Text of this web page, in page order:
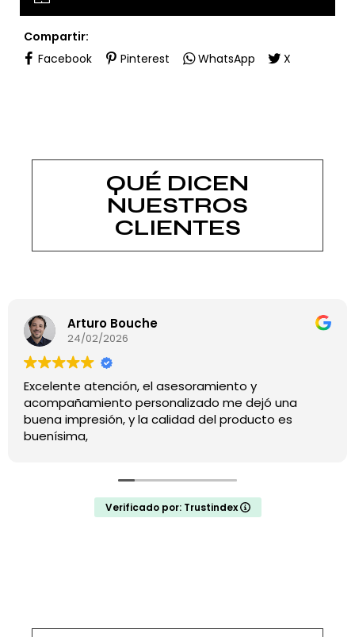
Compartir:
Facebook
Pinterest WhatsApp X
QUÉ DICEN
NUESTROS
CLIENTES
Arturo Bouche
24/02/2026
Excelente atención, el asesoramiento y
acompañamiento personalizado me dejó una
buena impresión, y la calidad del producto es
buenísima,
Verificado por: Trustindex